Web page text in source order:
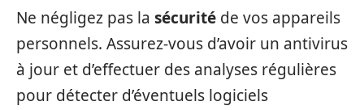
Ne négligez pas la sécurité de vos appareils
personnels. Assurez-vous d’avoir un antivirus
à jour et d’effectuer des analyses régulières
pour détecter d’éventuels logiciels